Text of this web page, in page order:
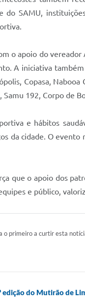
do SAMU,
o apoio do
A iniciativa
Copasa,
192, Corpo de
e hábitos
da cidade. O
que o apoio dos
e público,
o primeiro a curtir esta
do Mutirão de